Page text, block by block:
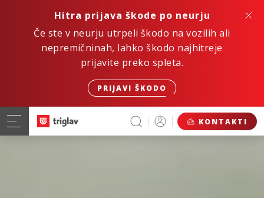
Hitra prijava škode po neurju
Če ste v neurju utrpeli škodo na vozilih ali
nepremičninah, lahko škodo najhitreje
prijavite preko spleta.
PRIJAVI ŠKODO
KONTAKTI